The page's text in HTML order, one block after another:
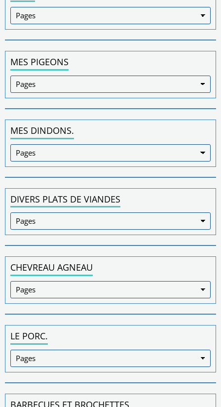
MES PIGEONS
MES DINDONS.
DIVERS PLATS DE VIANDES
CHEVREAU AGNEAU
LE PORC.
BARBECUES ET BROCHETTES